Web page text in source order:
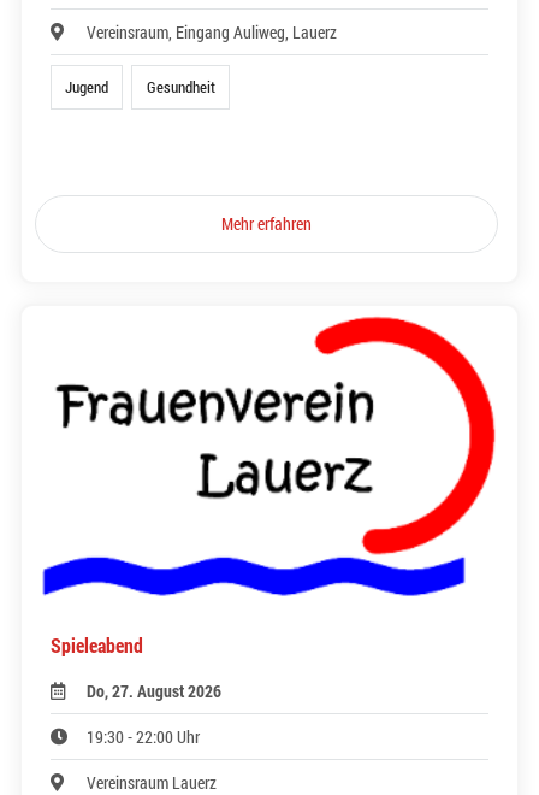
Vereinsraum, Eingang Auliweg, Lauerz
Jugend Gesundheit
Mehr erfahren
Spieleabend
Do, 27. August 2026
19:30 - 22:00 Uhr
Vereinsraum Lauerz